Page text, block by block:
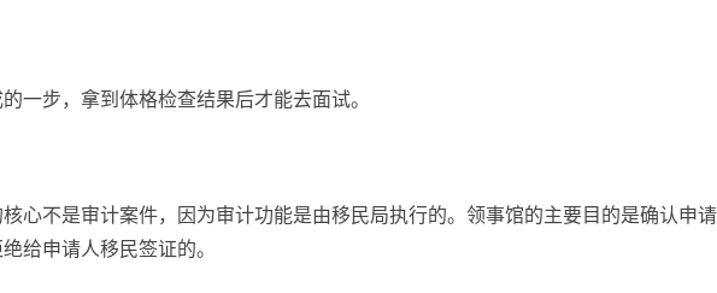
一步，拿到体格检查结果后才能去面试。
心不是审计案件，因为审计功能是由移民局执行的。领事馆的主要目的是确认申
给申请人移民签证的。